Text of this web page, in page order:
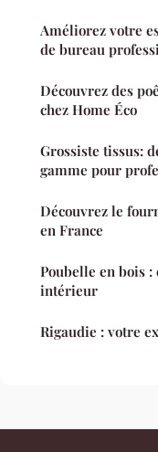
Améliorez votre
de bureau
Découvrez des
chez Home Éco
Grossiste tissus:
gamme pour
Découvrez le
en France
Poubelle en bois
intérieur
Rigaudie : votre